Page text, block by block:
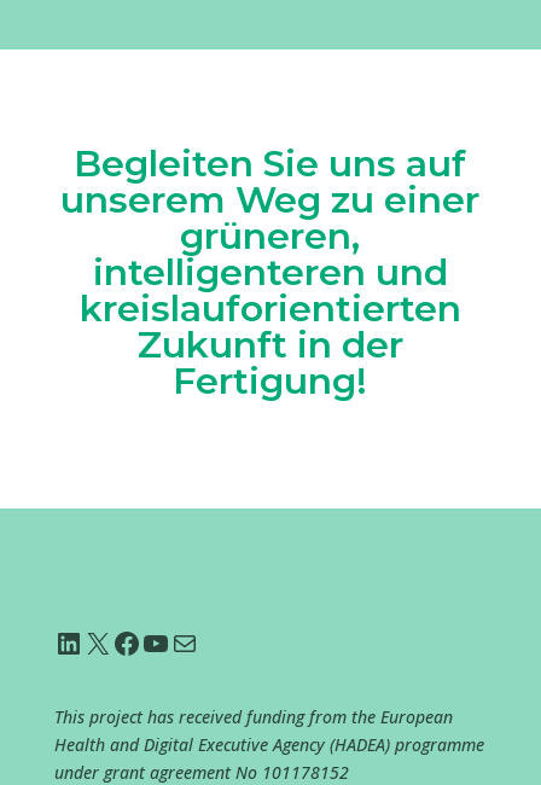
Begleiten Sie uns auf
unserem Weg zu einer
grüneren,
intelligenteren und
kreislauforientierten
Zukunft in der
Fertigung!
LinkedIn
X Facebook
YouTube
E-Mail
This project has received funding from the European
Health and Digital Executive Agency (HADEA) programme
under grant agreement No 101178152